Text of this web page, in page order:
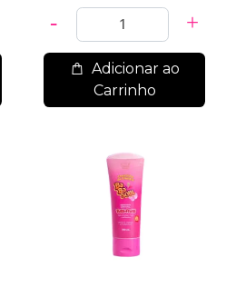
Adicionar ao
Carrinho